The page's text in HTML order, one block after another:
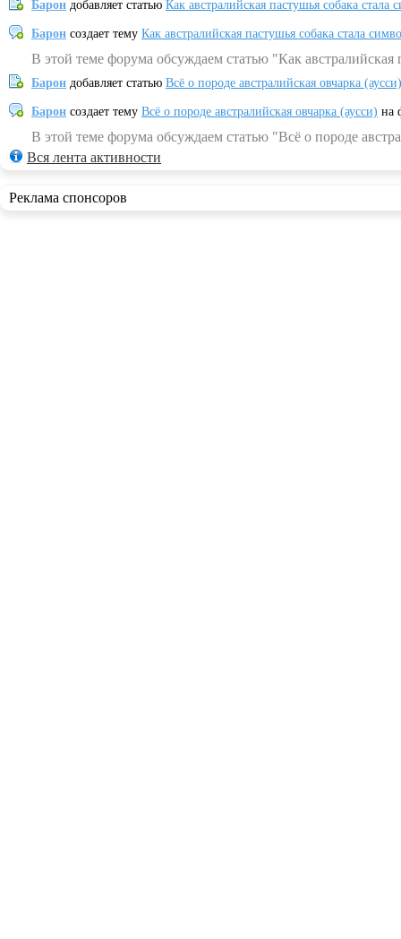
Барон добавляет статью Как австралийская пастушья собака
Барон создает тему Как австралийская пастушья собака стала
В этой теме форума обсуждаем статью "Как
Барон добавляет статью Всё о породе австралийская овчарка (аусси)
Барон создает тему Всё о породе австралийская овчарка (аусси) на
В этой теме форума обсуждаем статью "Всё о породе
Вся лента активности
Реклама спонсоров